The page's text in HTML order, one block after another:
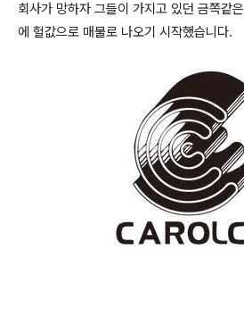
회사가 망하자 그들이 가지고 있던 금쪽같은
에 헐값으로 매물로 나오기 시작했습니다.